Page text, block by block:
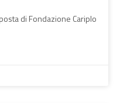
di Fondazione Cariplo